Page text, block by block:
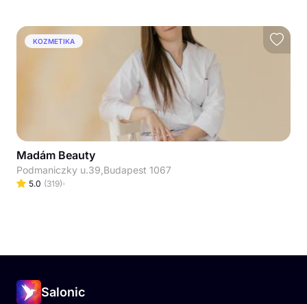
KOZMETIKA
Madám Beauty
Podmaniczky u.39,Budapest 1067
5.0 (319)
Salonic